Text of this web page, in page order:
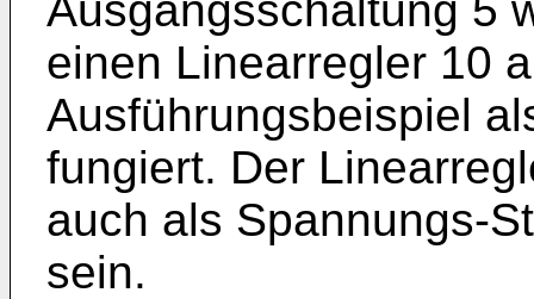
einen Linearregler 10
Ausführungsbeispiel
fungiert. Der
auch als Spannungs-
sein.